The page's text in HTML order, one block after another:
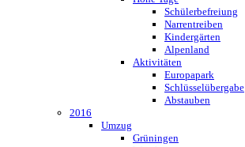
Schülerbefreiung
Narrentreiben
Kindergärten
Alpenland
Aktivitäten
Europapark
Schlüsselübergabe
Abstauben
2016
Umzug
Grüningen